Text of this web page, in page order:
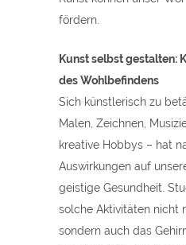
fördern.
Kunst selbst gestalten:
des Wohlbefindens
Sich künstlerisch zu
Malen, Zeichnen,
kreative Hobbys – hat
Auswirkungen auf
geistige Gesundheit.
solche Aktivitäten nicht
sondern auch das